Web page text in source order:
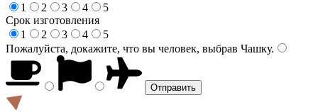
1
2 3 4
5
Срок изготовления
1
2 3 4
5
Пожалуйста, докажите, что вы человек, выбрав Чашку.